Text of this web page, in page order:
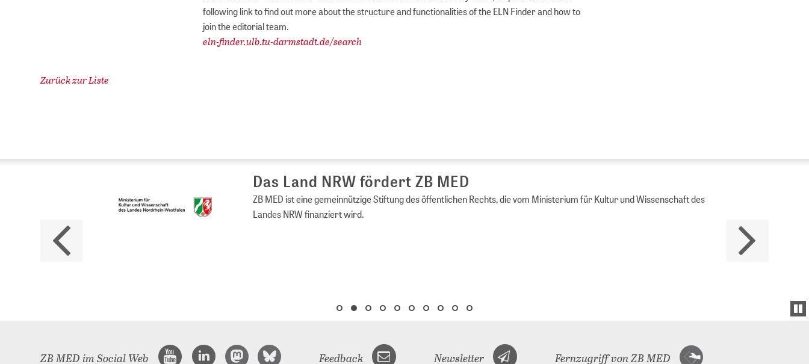
following link to find out more about the structure and functionalities of the ELN Finder and how to
join the editorial team.
eln-finder.ulb.tu-darmstadt.de/search
Zurück zur Liste
Das Land NRW fördert ZB MED
ZB MED ist eine gemeinnützige Stiftung des öffentlichen Rechts, die vom Ministerium für Kultur und Wissenschaft des
Landes NRW finanziert wird.
ZB MED im Social Web Feedback Newsletter Fernzugriff von ZB MED